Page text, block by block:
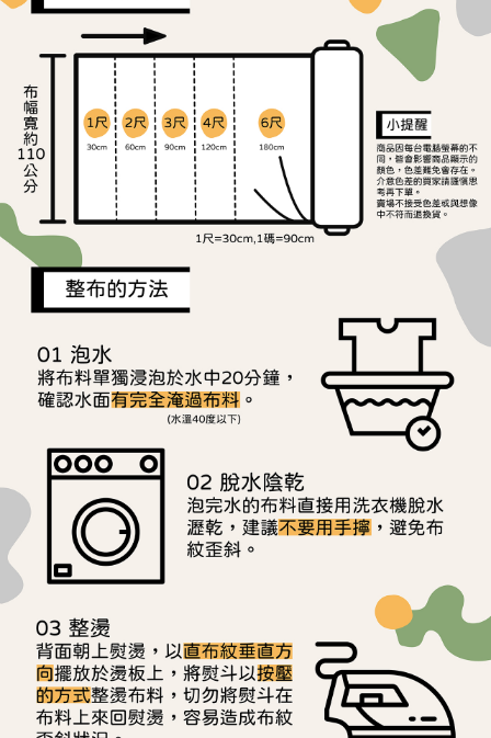
１．於結帳方式選擇「AFTEE先享後付」後，將跳轉至「AFTEE先享後付」
結帳頁面，進行簡訊認證並確認金額後，即可完成結帳。
２．訂單成立數日內，您將收到繳費通知簡訊。
３．收到繳費通知簡訊後14天內，點擊此簡訊中的連結，可透過四大超商／
ATM／網路銀行／等多元方式進行付款，方視為交易完成。
※ 請注意：結帳手續完成當下不需立刻繳費，但若您需要取消訂單，請聯絡
購買商品的店家。未經商家同意取消之訂單仍視為有效，需透過AFTEE先享
後付繳納相關費用。
※ 交易是否成功請以「AFTEE先享後付 」之結帳頁面顯示為準，若有關於
是否繳費成功／繳費後需取消欲退款等相關疑問，請聯繫「AFTEE先享後付
客戶支援中心」 https://netprotections.freshdesk.com/support/home
【注意事項】
１．透過由恩沛科技股份有限公司提供之「AFTEE先享後付」服務完成之交
易，需依本服務之必要範圍內提供個人資料，並將交易相關給付款項請求債
權轉讓予恩沛科技股份有限公司。
https://aftee.tw/terms/#terms3
３．未成年的使用者請事先徵得法定代理人或監護人之同意方可使用
「AFTEE先享後付」，若未經同意申辦者引起之損失，本公司不負相關責
任。
４．使用「AFTEE先享後付」時，將依據個別帳號之用戶狀況，依本公司即
時審查核予不同之上限額度；若仍有額度不足之情形，本公司將視審查結果
請求用戶進行身份認證。
５．嚴禁一人註冊多個帳號或使用他人資訊註冊。若發現惡意使用之情形，
恩沛科技股份有限公司將有權停止該用戶之使用額度並採取法律行動。
每筆NT$65，滿NT$1,500(含以上)免運費
宅配
每筆NT$150，滿NT$1,500(含以上)免運費
離島宅配
每筆NT$240